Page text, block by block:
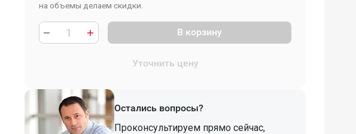
на объемы делаем скидки.
В корзину
Уточнить цену
Остались вопросы?
Проконсультируем прямо сейчас,